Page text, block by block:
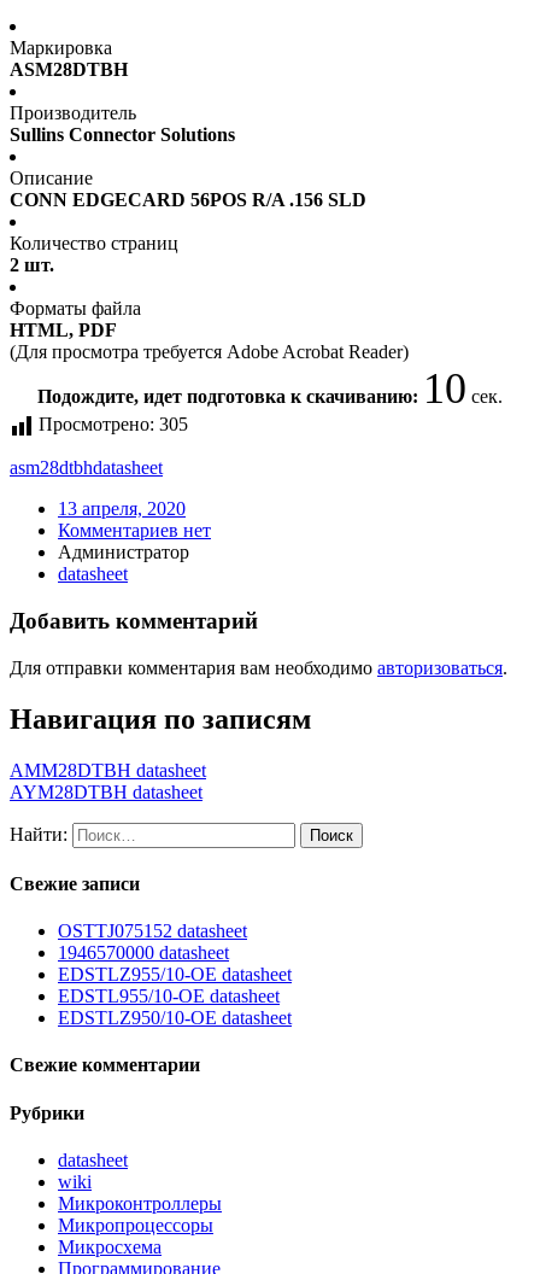
Маркировка
ASM28DTBH
Производитель
Sullins Connector Solutions
Описание
CONN EDGECARD 56POS R/A .156 SLD
Количество страниц
2 шт.
Форматы файла
HTML, PDF
(Для просмотра требуется Adobe Acrobat Reader)
Подождите, идет подготовка к скачиванию: 10 сек.
Просмотрено: 305
asm28dtbhdatasheet
13 апреля, 2020
Комментариев нет
Администратор
datasheet
Добавить комментарий
Для отправки комментария вам необходимо авторизоваться.
Навигация по записям
AMM28DTBH datasheet
AYM28DTBH datasheet
Найти:
Свежие записи
OSTTJ075152 datasheet
1946570000 datasheet
EDSTLZ955/10-OE datasheet
EDSTL955/10-OE datasheet
EDSTLZ950/10-OE datasheet
Свежие комментарии
Рубрики
datasheet
wiki
Микроконтроллеры
Микропроцессоры
Микросхема
Программирование